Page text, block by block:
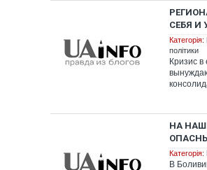
СЕБЯ И
Категорія:
політики
Кризис
НА
Категорія:
В